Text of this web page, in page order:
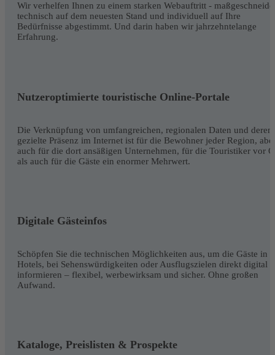
Wir verhelfen Ihnen zu einem starken Webauftritt -
technisch auf dem neuesten Stand und individuell auf Ihre
Bedürfnisse abgestimmt. Und darin haben wir jahrzehntelange
Erfahrung.
Nutzeroptimierte touristische Online-Portale
Die Verknüpfung von umfangreichen, regionalen Daten und deren
gezielte Präsenz im Internet ist für die Bewohner jeder Region,
auch für die dort ansäßigen Unternehmen, für die Touristiker vor
als auch für die Gäste ein enormer Mehrwert.
Digitale Gästeinfos
Schöpfen Sie die technischen Möglichkeiten aus, um die Gäste in
Hotels, bei Sehenswürdigkeiten oder Ausflugszielen direkt digital
informieren – flexibel, werbewirksam und sicher. Ohne großen
Aufwand.
Kataloge, Preislisten & Prospekte